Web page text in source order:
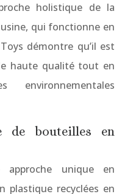
holistique de la
qui fonctionne en
démontre qu’il est
haute qualité tout en
environnementales
de bouteilles en
unique en
plastique recyclées en